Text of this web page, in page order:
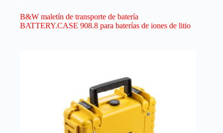
B&W maletín de transporte de batería
BATTERY.CASE 908.8 para baterías de iones de litio